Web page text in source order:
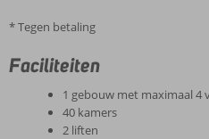
* Tegen betaling
Faciliteiten
1 gebouw met maximaal 4
40 kamers
2 liften